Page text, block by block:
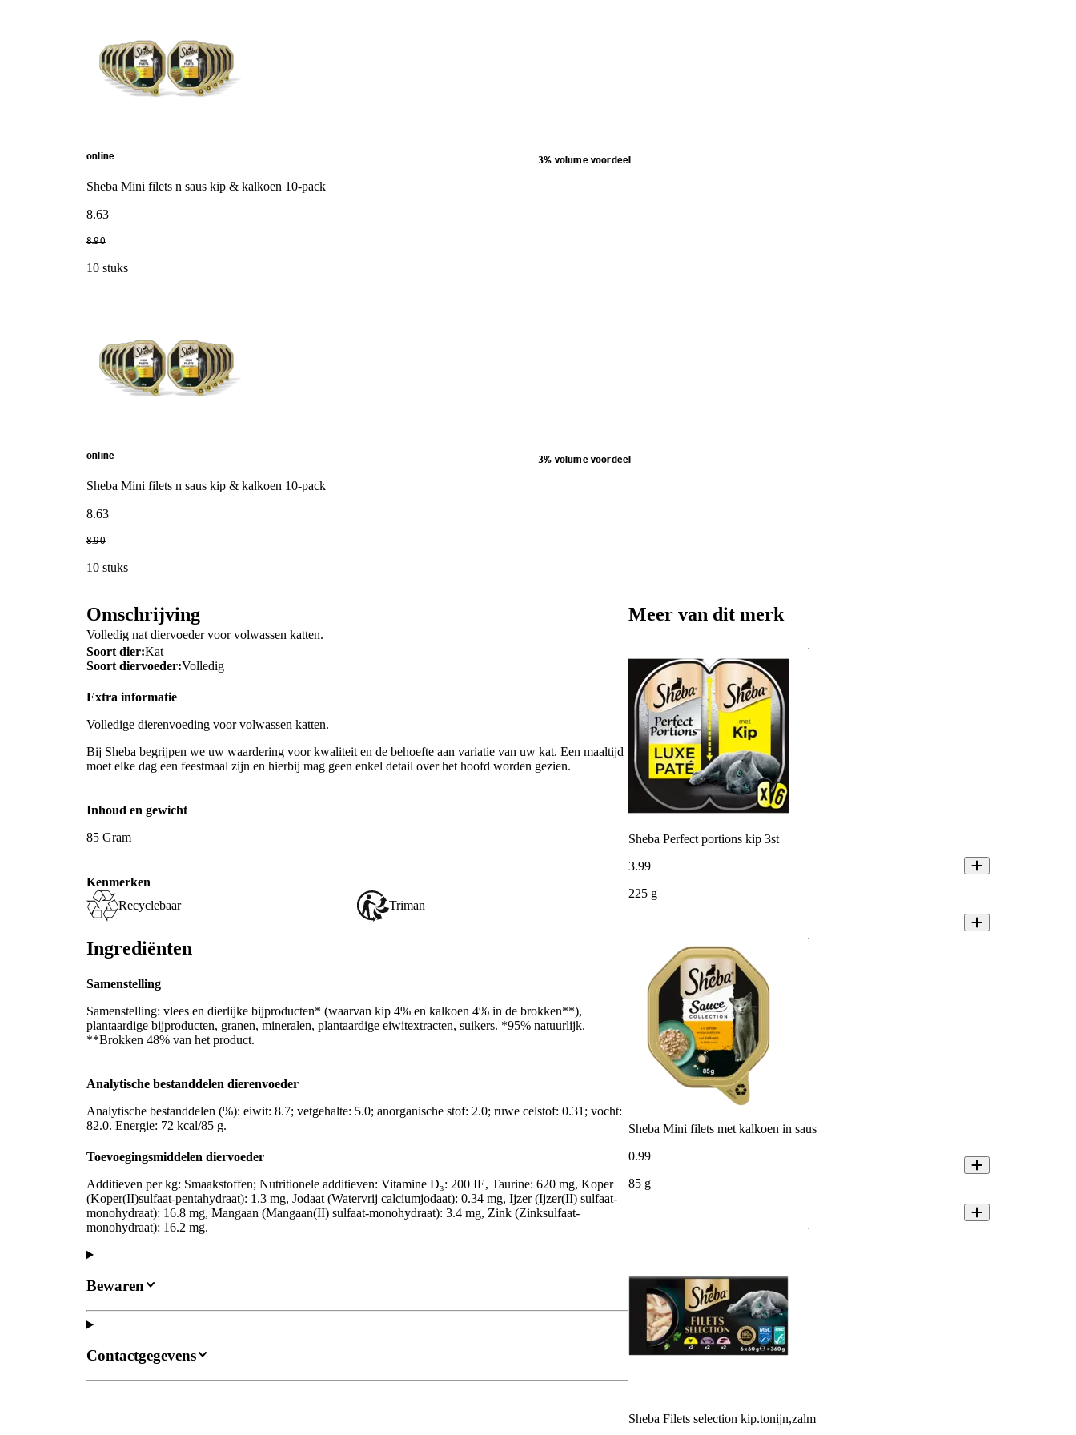
online 3% volume voordeel
Sheba Mini filets n saus kip & kalkoen 10-pack
8.63
8.90
10 stuks
online 3% volume voordeel
Sheba Mini filets n saus kip & kalkoen 10-pack
8.63
8.90
10 stuks
Omschrijving
Volledig nat diervoeder voor volwassen katten.
Soort dier:Kat
Soort diervoeder:Volledig
Extra informatie
Volledige dierenvoeding voor volwassen katten.
Bij Sheba begrijpen we uw waardering voor kwaliteit en de behoefte aan variatie van uw kat. Een maaltijd
moet elke dag een feestmaal zijn en hierbij mag geen enkel detail over het hoofd worden gezien.
Inhoud en gewicht
85 Gram
Kenmerken
Recyclebaar
Triman
Ingrediënten
Samenstelling
Samenstelling: vlees en dierlijke bijproducten* (waarvan kip 4% en kalkoen 4% in de brokken**),
plantaardige bijproducten, granen, mineralen, plantaardige eiwitextracten, suikers. *95% natuurlijk.
**Brokken 48% van het product.
Analytische bestanddelen dierenvoeder
Analytische bestanddelen (%): eiwit: 8.7; vetgehalte: 5.0; anorganische stof: 2.0; ruwe celstof: 0.31; vocht:
82.0. Energie: 72 kcal/85 g.
Toevoegingsmiddelen diervoeder
Additieven per kg: Smaakstoffen; Nutritionele additieven: Vitamine D₃: 200 IE, Taurine: 620 mg, Koper
(Koper(II)sulfaat-pentahydraat): 1.3 mg, Jodaat (Watervrij calciumjodaat): 0.34 mg, Ijzer (Ijzer(II) sulfaat-
monohydraat): 16.8 mg, Mangaan (Mangaan(II) sulfaat-monohydraat): 3.4 mg, Zink (Zinksulfaat-
monohydraat): 16.2 mg.
Bewaren
Contactgegevens
Meer van dit merk
Sheba Perfect portions kip 3st
3.99
225 g
Sheba Mini filets met kalkoen in saus
0.99
85 g
Sheba Filets selection kip.tonijn,zalm